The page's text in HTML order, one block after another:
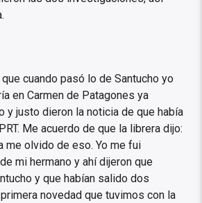
cuando pasó lo de Santucho yo
en Carmen de Patagones ya
y justo dieron la noticia de que había
Me acuerdo de que la librera dijo:
me olvido de eso. Yo me fui
mi hermano y ahí dijeron que
y que habían salido dos
novedad que tuvimos con la